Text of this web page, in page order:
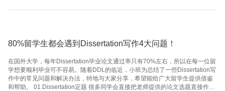
知道怎么整理，没办法把故事讲圆了。其实这个问题的本质在于：不知道如何
80%留学生都会遇到Dissertation写作4大问题！
在国外大学，每年Dissertation毕业论文通过率只有70%左右，所以在每一位留
学想要顺利毕业可不容易。随着DDL的临近，小班为总结了一些Dissertation写
作中的常见问题和解决办法，特地与大家分享，希望能给广大留学生提供借鉴
和帮助。 01.Dissertation定题 很多同学会直接把老师提供的论文选题直接作为